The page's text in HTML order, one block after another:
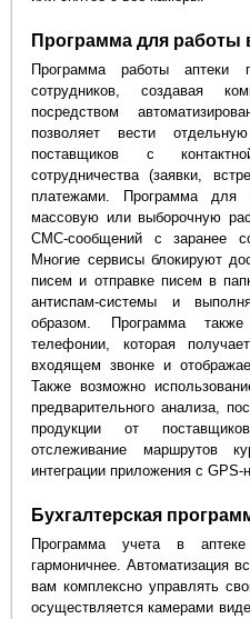
Программа для работы
Программа работы аптеки
сотрудников, создавая
посредством
позволяет вести
поставщиков с
сотрудничества (заявки,
платежами. Программа для
массовую или выборочную
СМС-сообщений с заранее
Многие сервисы блокируют
писем и отправке писем в
антиспам-системы и
образом. Программа
телефонии, которая
входящем звонке и
Также возможно
предварительного анализа,
продукции от
отслеживание маршрутов
интеграции приложения с GPS-
Бухгалтерская
Программа учета в
гармоничнее. Автоматизация
вам комплексно управлять
осуществляется камерами